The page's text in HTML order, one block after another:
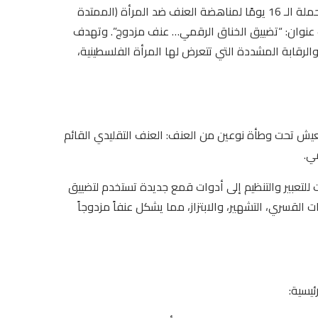
أطلق مركز صدى سوشال للحقوق الرقمية اليوم، بالتزامن مع بدء حملة الـ 16 يومًا لمناهضة العنف ضد المرأة (الممتدة
تحت عنوان: “تضييق الخناق الرقمي… عنف مزدوج”. وتهدف
المشددة التي تتعرض لها المرأة الفلسطينية،
تحت وطأة نوعين من العنف: العنف التقليدي القائم
والتنظيم إلى أدوات قمع جديدة تستخدم لتضييق
التشهير، والابتزاز، مما يشكل عنفاً مزدوجاً